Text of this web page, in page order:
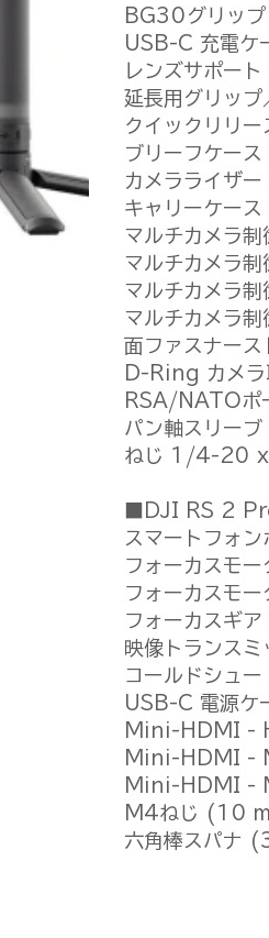
BG30グリップ
USB-C 充電
レンズサポー
延長用グリップ
クイックリリ
ブリーフケース
カメラライザー
キャリーケース
マルチカメラ
マルチカメラ
マルチカメラ
マルチカメラ
面ファスナー
D-Ring カメ
RSA/NATOポ
パン軸スリーブ
ねじ 1/4-20
■DJI RS 2
スマートフォ
フォーカスモー
フォーカスモ
フォーカスギ
映像トランスミ
コールドシュ
USB-C 電源
Mini-HDMI -
Mini-HDMI -
Mini-HDMI -
M4ねじ (10
六角棒スパナ